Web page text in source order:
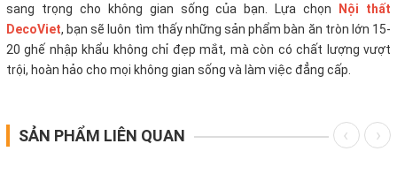
sang trọng cho không gian sống của bạn. Lựa chọn
Nội thất
DecoViet, bạn sẽ luôn tìm thấy những sản phẩm bàn ăn tròn lớn 15-
20 ghế nhập khẩu không chỉ đẹp mắt, mà còn có chất lượng vượt
trội, hoàn hảo cho mọi không gian sống và làm việc đẳng cấp.
SẢN PHẨM LIÊN QUAN